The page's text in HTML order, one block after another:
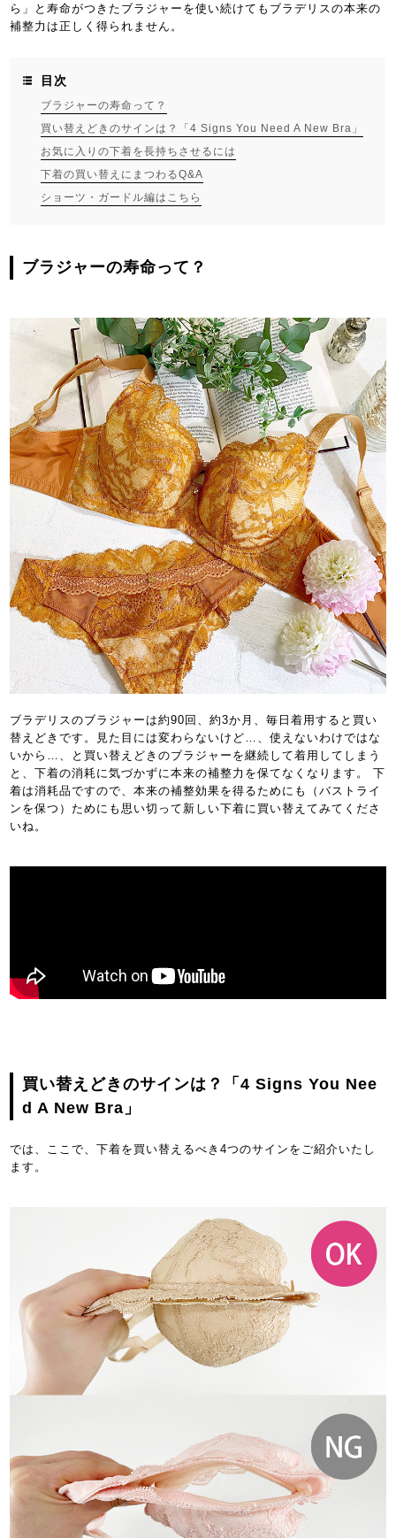
ら」と寿命がつきたブラジャーを使い続けてもブラデリスの本来の
補整力は正しく得られません。
目次
ブラジャーの寿命って？
買い替えどきのサインは？「4 Signs You Need A New Bra」
お気に入りの下着を長持ちさせるには
下着の買い替えにまつわるQ&A
ショーツ・ガードル編はこちら
ブラジャーの寿命って？
ブラデリスのブラジャーは約90回、約3か月、毎日着用すると買い
替えどきです。見た目には変わらないけど…、使えないわけではな
いから…、と買い替えどきのブラジャーを継続して着用してしまう
と、下着の消耗に気づかずに本来の補整力を保てなくなります。 下
着は消耗品ですので、本来の補整効果を得るためにも（バストライ
ンを保つ）ためにも思い切って新しい下着に買い替えてみてくださ
いね。
買い替えどきのサインは？「4 Signs You Nee
d A New Bra」
では、ここで、下着を買い替えるべき4つのサインをご紹介いたし
ます。